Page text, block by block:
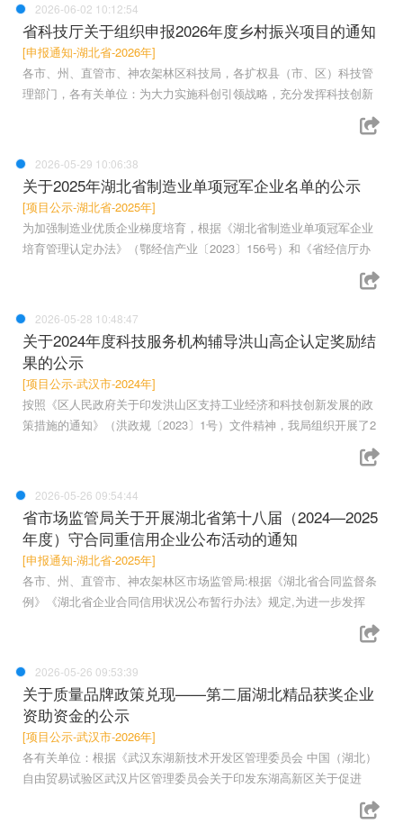
2026-06-02 10:12:54
省科技厅关于组织申报2026年度乡村振兴项目的通知
[申报通知-湖北省-2026年]
各市、州、直管市、神农架林区科技局，各扩权县（市、区）科技管
理部门，各有关单位：为大力实施科创引领战略，充分发挥科技创新
2026-05-29 10:06:38
关于2025年湖北省制造业单项冠军企业名单的公示
[项目公示-湖北省-2025年]
为加强制造业优质企业梯度培育，根据《湖北省制造业单项冠军企业
培育管理认定办法》（鄂经信产业〔2023〕156号）和《省经信厅办
2026-05-28 10:48:47
关于2024年度科技服务机构辅导洪山高企认定奖励结
果的公示
[项目公示-武汉市-2024年]
按照《区人民政府关于印发洪山区支持工业经济和科技创新发展的政
策措施的通知》（洪政规〔2023〕1号）文件精神，我局组织开展了2
2026-05-26 09:54:44
省市场监管局关于开展湖北省第十八届（2024—2025
年度）守合同重信用企业公布活动的通知
[申报通知-湖北省-2025年]
各市、州、直管市、神农架林区市场监管局:根据《湖北省合同监督条
例》《湖北省企业合同信用状况公布暂行办法》规定,为进一步发挥
2026-05-26 09:53:39
关于质量品牌政策兑现——第二届湖北精品获奖企业
资助资金的公示
[项目公示-武汉市-2026年]
各有关单位：根据《武汉东湖新技术开发区管理委员会 中国（湖北）
自由贸易试验区武汉片区管理委员会关于印发东湖高新区关于促进